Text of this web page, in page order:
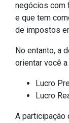
negócios com
e que tem
de impostos
No entanto, a
orientar você
Lucro
Lucro
A participação